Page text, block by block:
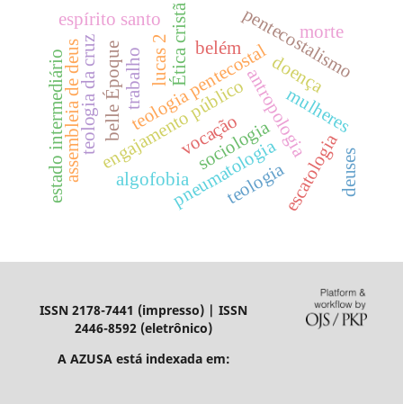
trabalho
vocação
teologia pentecostalantropologia
sociologiaescatologia
engajamento público
pneumatologia
Ética cristã pentecostalismo
belém
belle Époque
algofobia
teologia da cruz
espírito santo
teologia
lucas 2
assembleia de deus mulheres
doença
morte
estado intermediário deuses
ISSN 2178-7441 (impresso) | ISSN
2446-8592 (eletrônico)
A AZUSA está indexada em: